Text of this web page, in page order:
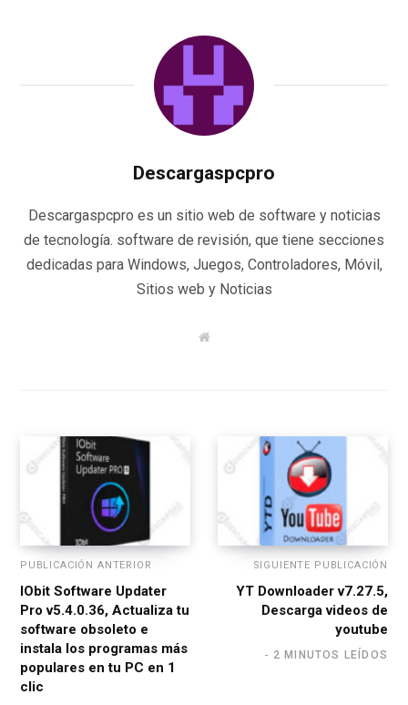
Descargaspcpro
Descargaspcpro es un sitio web de software y noticias
de tecnología. software de revisión, que tiene secciones
dedicadas para Windows, Juegos, Controladores, Móvil,
Sitios web y Noticias
W
PUBLICACIÓN ANTERIOR
IObit Software Updater
Pro v5.4.0.36, Actualiza tu
software obsoleto e
instala los programas más
populares en tu PC en 1
clic
SIGUIENTE PUBLICACIÓN
YT Downloader v7.27.5,
Descarga videos de
youtube
2 MINUTOS LEÍDOS